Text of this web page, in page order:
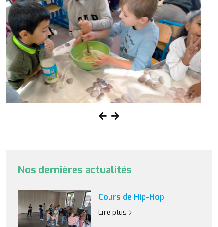
Nos dernières actualités
Cours de Hip-Hop
Lire plus